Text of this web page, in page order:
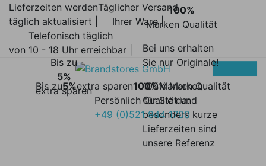
Lieferzeiten werden
täglich aktualisiert |
Täglicher Versand
Ihrer Ware |
Telefonisch täglich
von 10 - 18 Uhr erreichbar |
Bis zu5%extra sparen
Bis zu
5%
extra sparen
100%Marken Qualität
100%
Marken Qualität
Bei uns erhalten
Sie nur Originale!
100% Marken
Qualität und
besonders kurze
Lieferzeiten sind
unsere Referenz
Persönlich für Sie da:
+49 (0)521 944 1700